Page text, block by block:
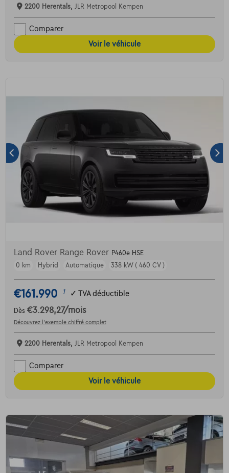
2200 Herentals, JLR Metropool Kempen
Comparer
Voir le véhicule
Land Rover Range Rover P460e HSE
0 km
Hybrid Automatique 338 kW ( 460 CV )
€161.990 1 ✓ TVA déductible
Dès €3.298,27/mois
Découvrez l’exemple chiffré complet
2200 Herentals, JLR Metropool Kempen
Comparer
Voir le véhicule